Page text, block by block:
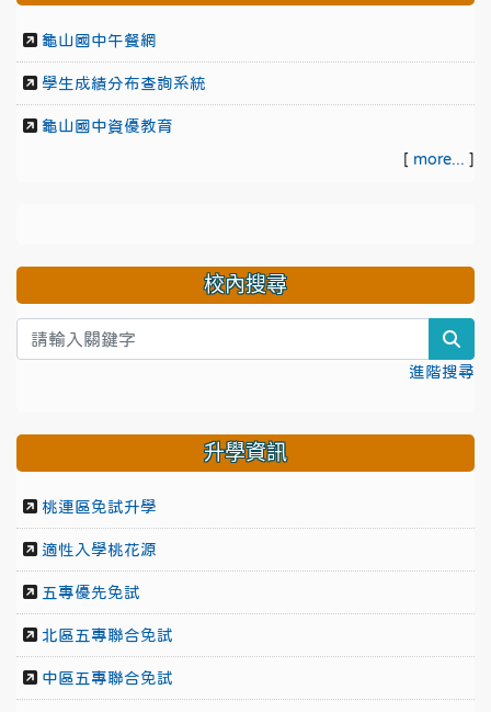
龜山國中午餐網
學生成績分布查詢系統
龜山國中資優教育
[ more... ]
校內搜尋
進階搜尋
升學資訊
桃連區免試升學
適性入學桃花源
五專優先免試
北區五專聯合免試
中區五專聯合免試